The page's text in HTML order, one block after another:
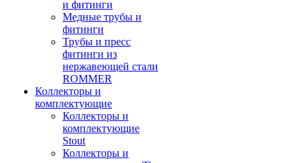
и фитинги
Медные трубы и
фитинги
Трубы и пресс
фитинги из
нержавеющей стали
ROMMER
Коллекторы и
комплектующие
Коллекторы и
комплектующие
Stout
Коллекторы и